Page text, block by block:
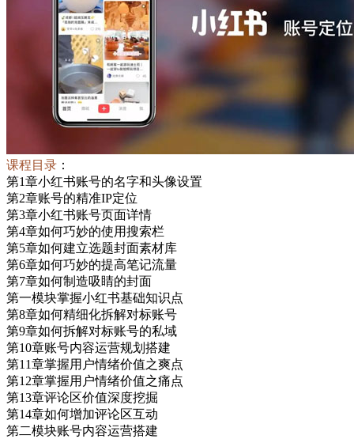
课程目录 ：
第1章小红书账号的名字和头像设置
第2章账号的精准IP定位
第3章小红书账号页面详情
第4章如何巧妙的使用搜索栏
第5章如何建立选题封面素材库
第6章如何巧妙的提高笔记流量
第7章如何制造吸睛的封面
第一模块掌握小红书基础知识点
第8章如何精细化拆解对标账号
第9章如何拆解对标账号的私域
第10章账号内容运营规划搭建
第11章掌握用户情绪价值之爽点
第12章掌握用户情绪价值之痛点
第13章评论区价值深度挖掘
第14章如何增加评论区互动
第二模块账号内容运营搭建